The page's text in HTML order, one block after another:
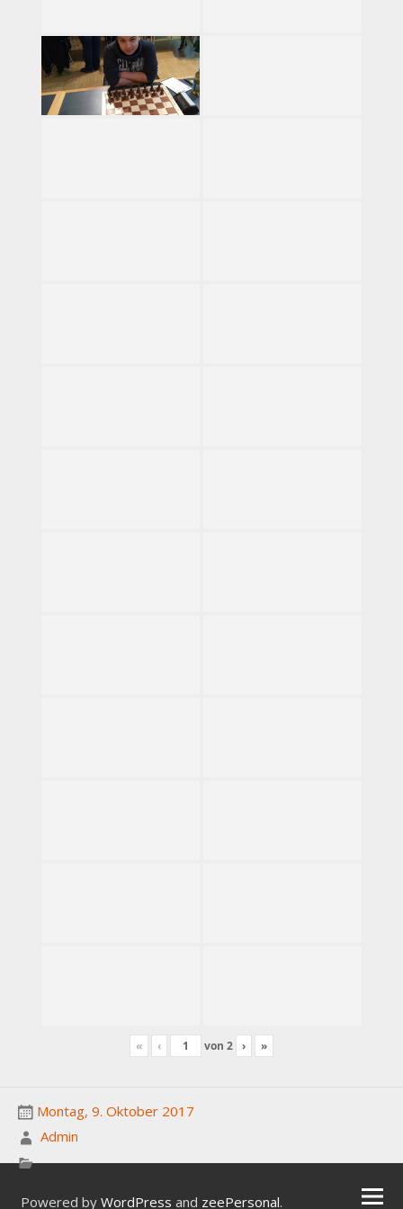
« ‹ von 2 › »
Montag, 9. Oktober 2017
Admin
Powered by WordPress and zeePersonal.